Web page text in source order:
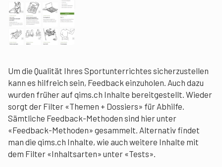
Um die Qualität Ihres Sportunterrichtes sicherzustellen
kann es hilfreich sein, Feedback einzuholen. Auch dazu
wurden früher auf qims.ch Inhalte bereitgestellt. Wieder
sorgt der Filter «Themen + Dossiers» für Abhilfe.
Sämtliche Feedback-Methoden sind hier unter
«Feedback-Methoden» gesammelt. Alternativ findet
man die qims.ch Inhalte, wie auch weitere Inhalte mit
dem Filter «Inhaltsarten» unter «Tests».